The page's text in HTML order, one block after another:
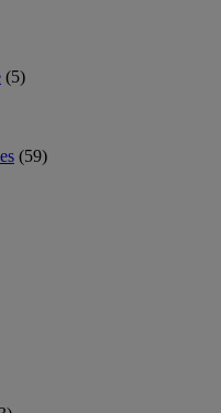
(5)
(59)